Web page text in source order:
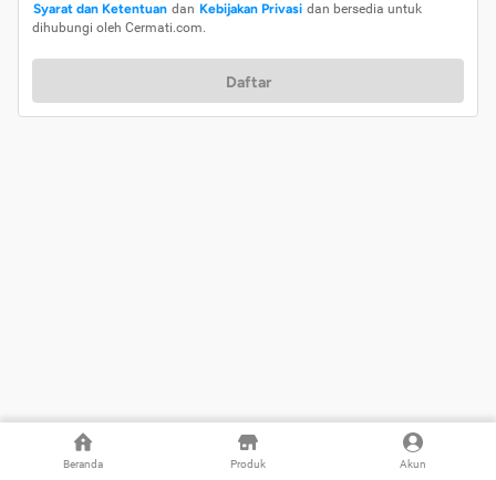
Beranda Produk Akun
Syarat dan Ketentuan dan Kebijakan Privasi dan bersedia untuk
dihubungi oleh Cermati.com.
Daftar